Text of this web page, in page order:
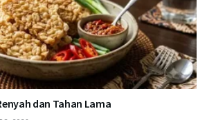
dan Tahan Lama